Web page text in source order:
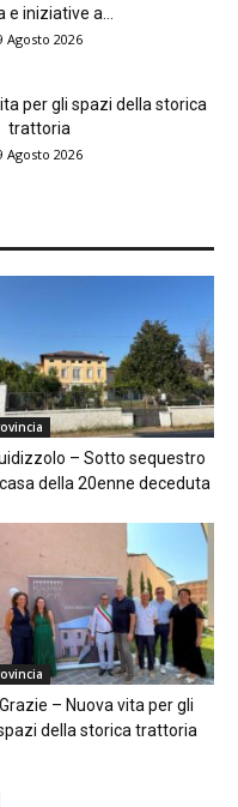
e iniziative a...
Agosto 2026
per gli spazi della storica
trattoria
Agosto 2026
– Sotto sequestro
della 20enne deceduta
Grazie – Nuova vita per gli
della storica trattoria